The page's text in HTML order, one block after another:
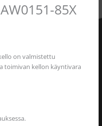
85X
on valmistettu
toimivan kellon käyntivara